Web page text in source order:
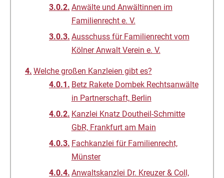
Anwälte und Anwältinnen im
Familienrecht e. V.
Ausschuss für Familienrecht vom
Kölner Anwalt Verein e. V.
Welche großen Kanzleien gibt es?
Betz Rakete Dombek Rechtsanwälte
in Partnerschaft, Berlin
Kanzlei Knatz Doutheil-Schmitte
GbR, Frankfurt am Main
Fachkanzlei für Familienrecht,
Münster
Anwaltskanzlei Dr. Kreuzer & Coll,